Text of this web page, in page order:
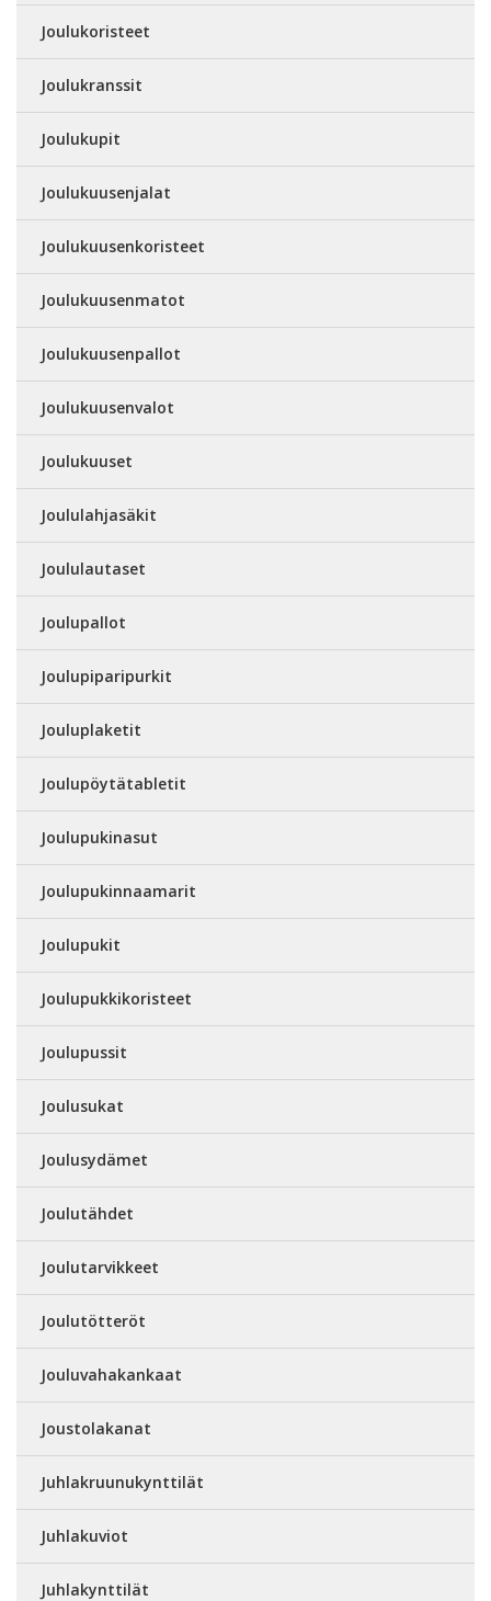
Joulukoristeet
Joulukranssit
Joulukupit
Joulukuusenjalat
Joulukuusenkoristeet
Joulukuusenmatot
Joulukuusenpallot
Joulukuusenvalot
Joulukuuset
Joululahjasäkit
Joululautaset
Joulupallot
Joulupiparipurkit
Jouluplaketit
Joulupöytätabletit
Joulupukinasut
Joulupukinnaamarit
Joulupukit
Joulupukkikoristeet
Joulupussit
Joulusukat
Joulusydämet
Joulutähdet
Joulutarvikkeet
Joulutötteröt
Jouluvahakankaat
Joustolakanat
Juhlakruunukynttilät
Juhlakuviot
Juhlakynttilät